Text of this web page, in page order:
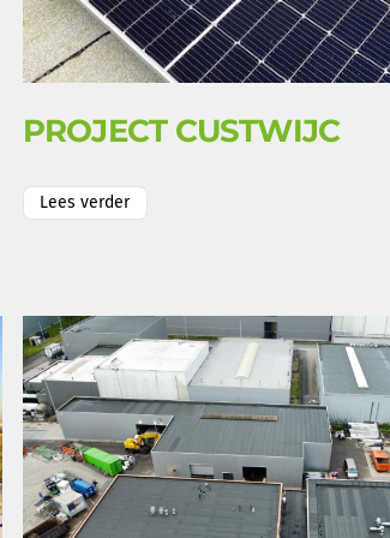
PROJECT CUSTWIJC
Lees verder